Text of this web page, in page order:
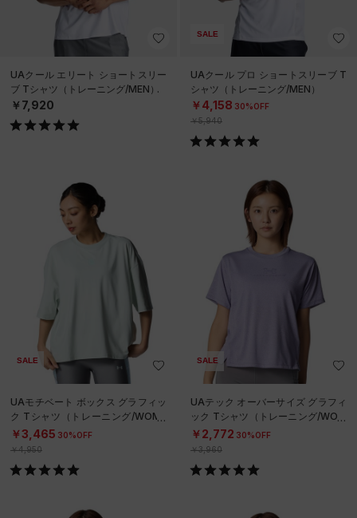
UAクール エリート ショートスリー
ブ Tシャツ（トレーニング/MEN）
￥7,920
SALE
UAクール プロ ショートスリーブ T
シャツ（トレーニング/MEN）
￥4,158 30%OFF
￥5,940
SALE
UAモチベート ボックス グラフィッ
ク Tシャツ（トレーニング/WOME
N）
￥3,465 30%OFF
￥4,950
SALE
UAテック オーバーサイズ グラフィ
ック Tシャツ（トレーニング/WOM
EN）
￥2,772 30%OFF
￥3,960